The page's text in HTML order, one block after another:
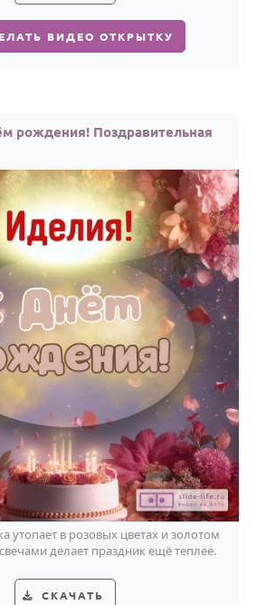
ВИДЕО ОТКРЫТКУ
рождения! Поздравительная
утопает в розовых цветах и золотом
свечами делает праздник ещё теплее.
СКАЧАТЬ